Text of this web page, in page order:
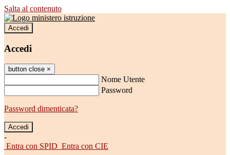
Salta al contenuto
Accedi
Accedi
button close ×
Nome Utente
Password
Password dimenticata?
-
Entra con SPID Entra con CIE